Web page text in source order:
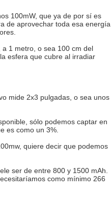
100mW, que ya de por sí es
de aprovechar toda esa energía
1 metro, o sea 100 cm del
esfera que cubre al irradiar
mide 2x3 pulgadas, o sea unos
sólo podemos captar en
es como un 3%.
quiere decir que podemos
ser de entre 800 y 1500 mAh.
como mínimo 266